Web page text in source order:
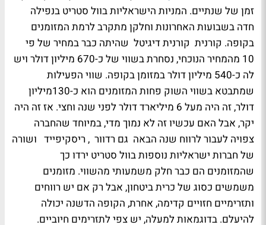
זמן של שנתיים. המניות הישראליות בוול סטריט בנפילה
חדה בשבועות האחרונות וחלקן מתקרב לרמת המזומנים
בקופה. קורנית קורנית דיגיטל שהיתה כבר במחיר של פי
10 מהמחיר הנוכחי, נסחרת בשווי של כ-670 מיליון דולר ויש
לה כ-540 מיליון דולר במזומן בקופה. שווי הפעילות
שמתבטא בשווי השוק פחות המזומנים הוא כ-130מיליון
דולר, זה היה מעל 6 מיליארד דולר לפני שנה וחצי. אז זה היה
יקר, אבל האם עכשיו זה לא נמוך מדי, במיוחד שהחברה
צפויה לעבור לרווח שנה הבאה גם רדוור , ריסקיפייד ושורה
של חברות ישראליות נוספות בוול סטריט ירדו כך
שהמזומנים הם כבר חלק משמעותי מהשווי. מזומנים
משמשים כסוג של כרית ביטחון, אבל רק אם יש רווחים
ותזרימיים חזויים קדימה, אחרת, הקופה הדשנה יכולה
להיעלם. בדוגמאות למעלה, יש צפי לתזרימים חיוביים.